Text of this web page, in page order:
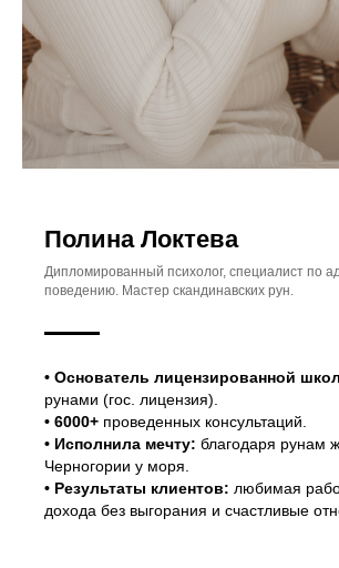
Полина Локтева
Дипломированный психолог, специалист по
поведению. Мастер скандинавских рун.
• Основатель лицензированной
рунами (гос. лицензия).
• 6000+ проведенных консультаций.
• Исполнила мечту: благодаря рунам
Черногории у моря.
• Результаты клиентов: любимая
дохода без выгорания и счастливые
Вы перепробовали всё, но результат
либо временный, либо его нет.
ОТНОШЕНИЯ
Одиночество или повторяющиеся
сценарии с «не теми» партнерами.
ДЕНЬГИ
Потолок в доходе и вечный страх
ТЕЛО
каждой попытки похудеть.